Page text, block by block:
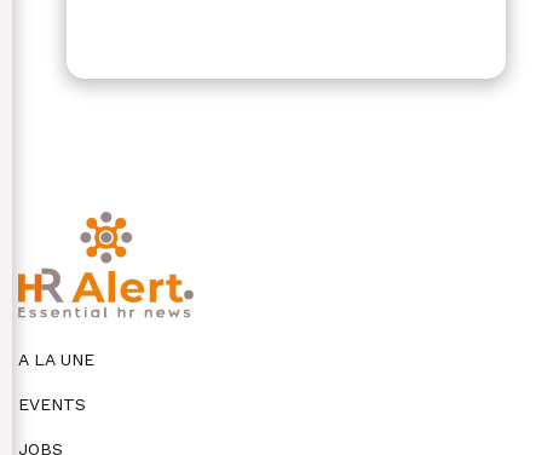
A LA UNE
EVENTS
JOBS